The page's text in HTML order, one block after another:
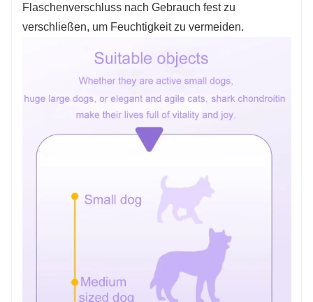
Flaschenverschluss nach Gebrauch fest zu
verschließen, um Feuchtigkeit zu vermeiden.